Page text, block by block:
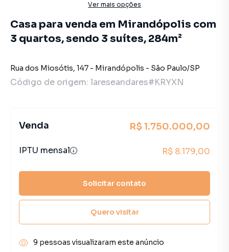
Ver mais opções
Casa para venda em Mirandópolis com
3 quartos, sendo 3 suítes, 284m²
Rua dos Miosótis, 147 - Mirandópolis - São Paulo/SP
Código de origem: lareseandares#KRYXN
Venda R$ 1.750.000,00
IPTU mensal R$ 8.179,00
Solicitar contato
Quero visitar
9 pessoas visualizaram este anúncio